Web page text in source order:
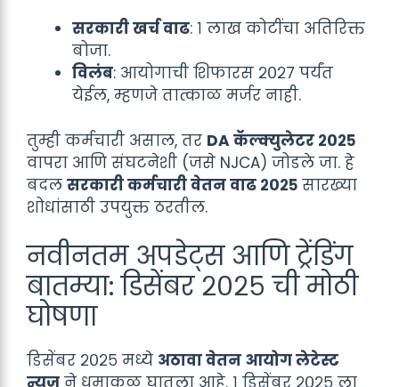
सरकारी खर्च वाढ: १ लाख कोटींचा अतिरिक्त
बोजा.
विलंब: आयोगाची शिफारस २०२७ पर्यंत
येईल, म्हणजे तात्काळ मर्जर नाही.
तुम्ही कर्मचारी असाल, तर DA कॅल्क्युलेटर २०२५
वापरा आणि संघटनेशी (जसे NJCA) जोडले जा. हे
बदल सरकारी कर्मचारी वेतन वाढ २०२५ सारख्या
शोधांसाठी उपयुक्त ठरतील.
नवीनतम अपडेट्स आणि ट्रेंडिंग
बातम्या: डिसेंबर २०२५ ची मोठी
घोषणा
डिसेंबर २०२५ मध्ये अठावा वेतन आयोग लेटेस्ट